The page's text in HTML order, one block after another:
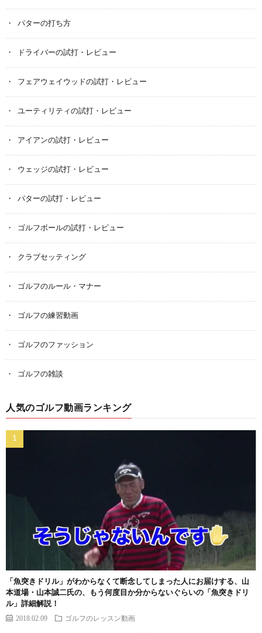
パターの打ち方
ドライバーの試打・レビュー
フェアウェイウッドの試打・レビュー
ユーティリティの試打・レビュー
アイアンの試打・レビュー
ウェッジの試打・レビュー
パターの試打・レビュー
ゴルフボールの試打・レビュー
クラブセッティング
ゴルフのルール・マナー
ゴルフの練習動画
ゴルフのファッション
ゴルフの雑談
人気のゴルフ動画ランキング
「魚突きドリル」がわからなくて断念してしまった人にお届けする、山
本道場・山本誠二氏の、もう何度目か分からないぐらいの「魚突きドリ
ル」詳細解説！
2018.02.09 ゴルフのレッスン動画